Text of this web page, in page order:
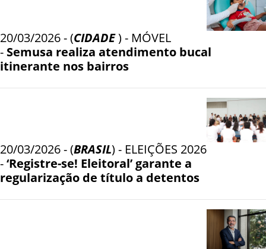
20/03/2026 - (CIDADE) - MÓVEL
- Semusa realiza atendimento bucal
itinerante nos bairros
20/03/2026 - (BRASIL) - ELEIÇÕES 2026
-‘Registre-se! Eleitoral’ garante a
regularização de título a detentos